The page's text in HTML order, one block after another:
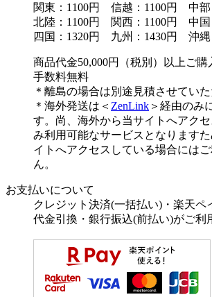
関東：1100円 信越：1100円 中部
北陸：1100円 関西：1100円 中国
四国：1320円 九州：1430円 沖縄
商品代金50,000円（税別）以上ご購
手数料無料
＊離島の場合は別途見積させていた
＊海外発送は＜ ZenLink ＞経由のみ
す。尚、海外から当サイトへアク
み利用可能なサービスとなります
イトへアクセスしている場合には
ん。
お支払いについて
クレジット決済(一括払い)・楽天ペ
代金引換・銀行振込(前払い)がご利